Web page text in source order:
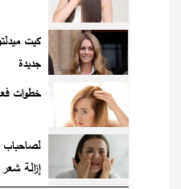
كيت
جديدة
خطوات
إزالة